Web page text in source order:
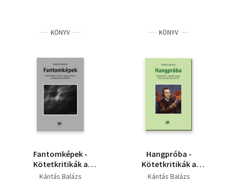
KÖNYV
Fantomképek -
Kötetkritikák a
kortárs magyar
Kántás Balázs
KÖNYV
Hangpróba -
Kötetkritikák a
legifjabb magyar
Kántás Balázs